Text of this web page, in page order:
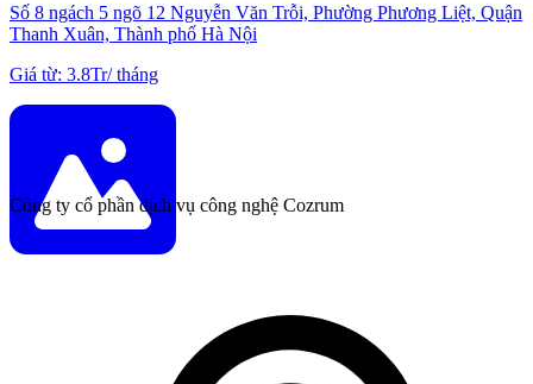
Số 8 ngách 5 ngõ 12 Nguyễn Văn Trỗi, Phường Phương Liệt, Quận
Thanh Xuân, Thành phố Hà Nội
Giá từ: 3.8Tr/tháng
Công ty cổ phần dịch vụ công nghệ Cozrum